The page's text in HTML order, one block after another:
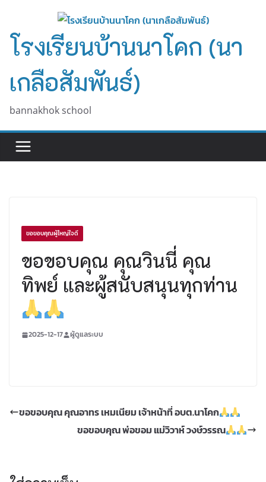
content
โรงเรียนบ้านนาโคก (นา
เกลือสัมพันธ์)
bannakhok school
ขอขอบคุณผู้ใหญ่ใจดี
ขอขอบคุณ คุณวินนี่ คุณ
ทิพย์ และผู้สนับสนุนทุกท่าน
2025-12-17 ผู้ดูแลระบบ
ขอขอบคุณ คุณอาทร เหมเนียม เจ้าหน้าที่ อบต.นาโคก
ขอขอบคุณ พ่อขอม แม่วิวาห์ วงษ์วรรณ